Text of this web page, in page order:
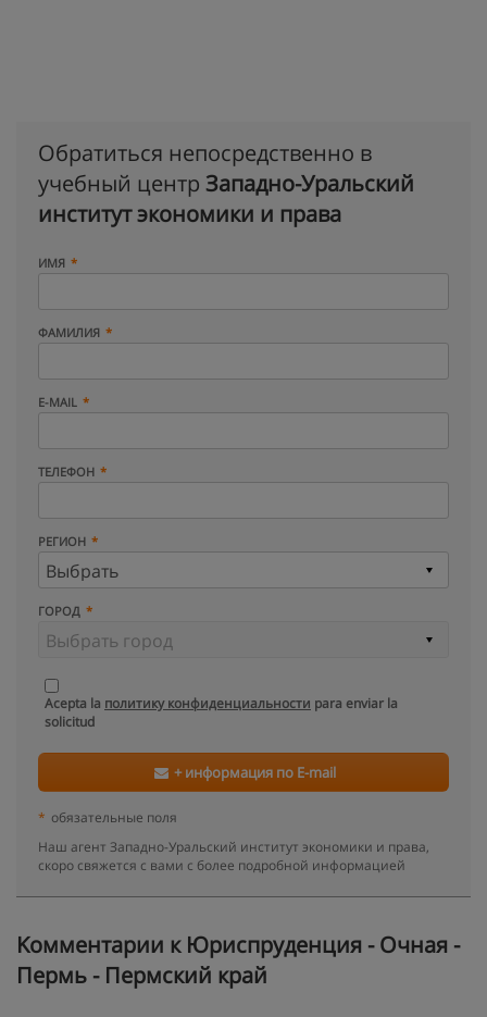
Обратиться непосредственно в
учебный центр Западно-Уральский
институт экономики и права
ИМЯ
ФАМИЛИЯ
E-MAIL
ТЕЛЕФОН
РЕГИОН
ГОРОД
Acepta la политику конфиденциальности para enviar la
solicitud
+ информация по E-mail
* обязательные поля
Наш агент Западно-Уральский институт экономики и права,
скоро свяжется с вами с более подробной информацией
Kомментарии к Юриспруденция - Очная -
Пермь - Пермский край